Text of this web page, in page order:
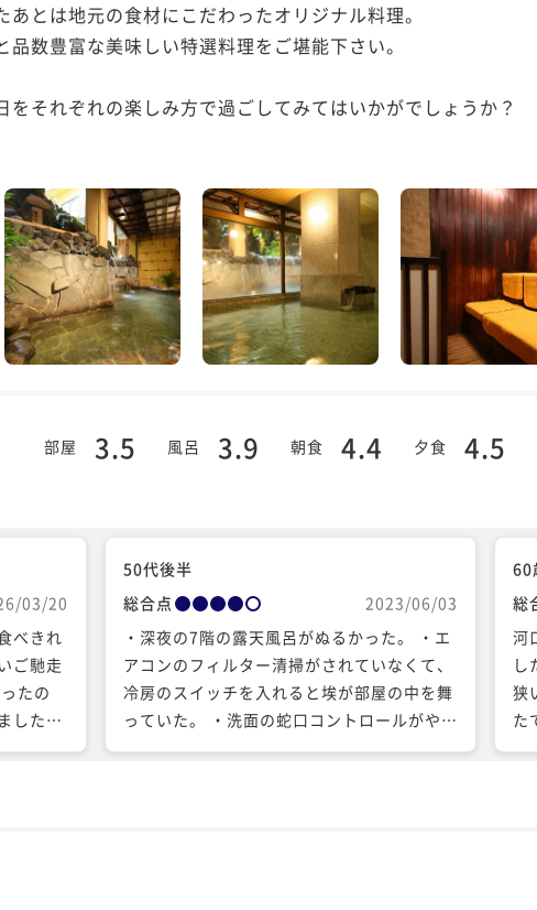
とは地元の食材にこだわったオリジナル料理。
数豊富な美味しい特選料理をご堪能下さい。
をそれぞれの楽しみ方で過ごしてみてはいかがでしょうか？
部屋 3.5 風呂 3.9 朝食 4.4 夕食 4.5
03/20
べきれ
ご馳走
たの
した。
だき嬉
50代後半
総合点
2023/06/03
・深夜の7階の露天風呂がぬるかった。 ・エ
アコンのフィルター清掃がされていなくて、
冷房のスイッチを入れると埃が部屋の中を舞
っていた。 ・洗面の蛇口コントロールがやり
づらく、且つ、洗面ボウルが鏡面加工の為、
60
総
河
し
狭
た